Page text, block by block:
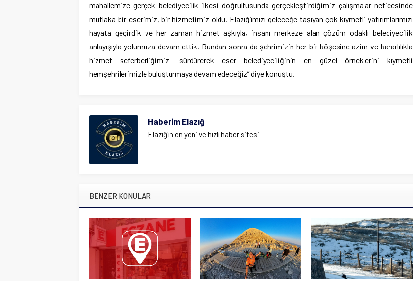
mahallemize gerçek belediyecilik ilkesi doğrultusunda gerçekleştirdiğimiz çalışmalar neticesinde
mutlaka bir eserimiz, bir hizmetimiz oldu. Elazığ’ımızı geleceğe taşıyan çok kıymetli yatırımlarımızı
hayata geçirdik ve her zaman hizmet aşkıyla, insanı merkeze alan çözüm odaklı belediyecilik
anlayışıyla yolumuza devam ettik. Bundan sonra da şehrimizin her bir köşesine azim ve kararlılıkla
hizmet seferberliğimizi sürdürerek eser belediyeciliğinin en güzel örneklerini kıymetli
hemşehrilerimizle buluşturmaya devam edeceğiz” diye konuştu.
Haberim Elazığ
Elazığ'ın en yeni ve hızlı haber sitesi
BENZER KONULAR